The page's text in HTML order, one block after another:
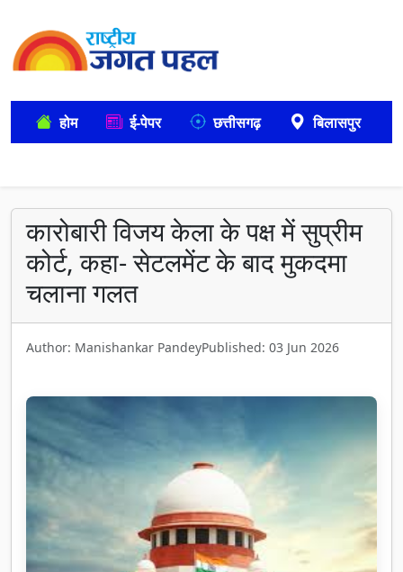
होम ई-पेपर छत्तीसगढ़ बिलासपुर
कारोबारी विजय केला के पक्ष में सुप्रीम
कोर्ट, कहा- सेटलमेंट के बाद मुकदमा
चलाना गलत
Author: Manishankar PandeyPublished: 03 Jun 2026